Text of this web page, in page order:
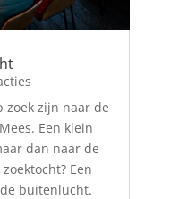
zoek zijn naar de
Een klein
dan naar de
Een
buitenlucht.